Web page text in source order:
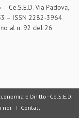
Ce.S.E.D. Via Padova,
– ISSN 2282-3964
al n. 92 del 26
e Diritto - Ce.S.E.D.
noi Contatti